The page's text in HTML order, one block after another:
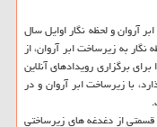
آروان و لحظه نگار اوایل سال
نگار به زیرساخت ابر آروان، از
برگزاری رویدادهای آنلاین
با زیرساخت ابر آروان و در
از دغدغه های زیرساختی